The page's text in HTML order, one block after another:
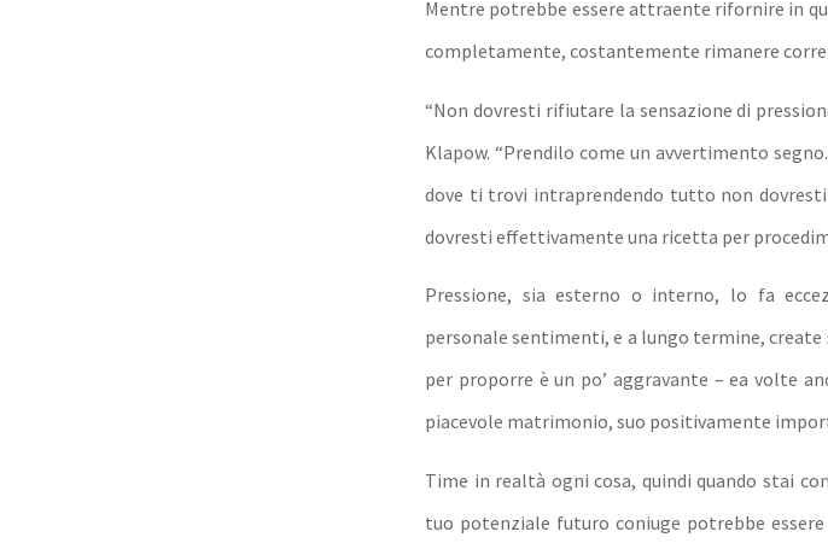
Mentre potrebbe essere attraente rifornire in
completamente, costantemente rimanere
“Non dovresti rifiutare la sensazione di
Klapow. “Prendilo come un avvertimento
dove ti trovi intraprendendo tutto non
dovresti effettivamente una ricetta per
Pressione, sia esterno o interno, lo fa
personale sentimenti, e a lungo termine,
per proporre è un po’ aggravante – ea volte
piacevole matrimonio, suo positivamente
Time in realtà ogni cosa, quindi quando stai
tuo potenziale futuro coniuge potrebbe